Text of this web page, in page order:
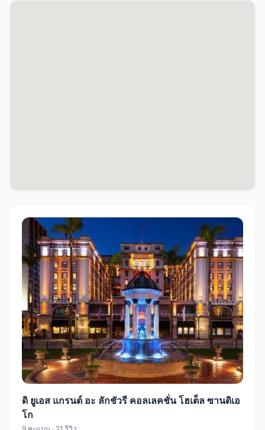
ดิ ยูเอส แกรนต์ อะ ลักชัวรี คอลเลคชั่น โฮเต็ล ซานดิเอ
โก
9 คะแนน · 21 รีวิว